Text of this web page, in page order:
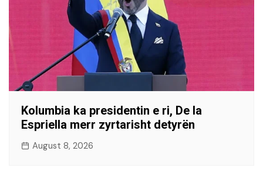
Kolumbia ka presidentin e ri, De la
Espriella merr zyrtarisht detyrën
August 8, 2026